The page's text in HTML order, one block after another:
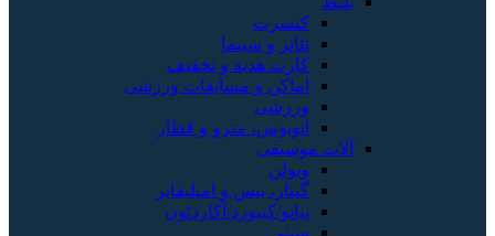
کنسرت
تئاتر و سینما
کارت هدیه و تخفیف
اماکن و مسابقات ورزشی
ورزشی
اتوبوس، مترو و قطار
آلات موسیقی
ویولن
گیتار، بیس و امپلیفایر
پیانو/کیبورد/آکاردئون